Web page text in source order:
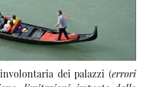
dei palazzi (errori